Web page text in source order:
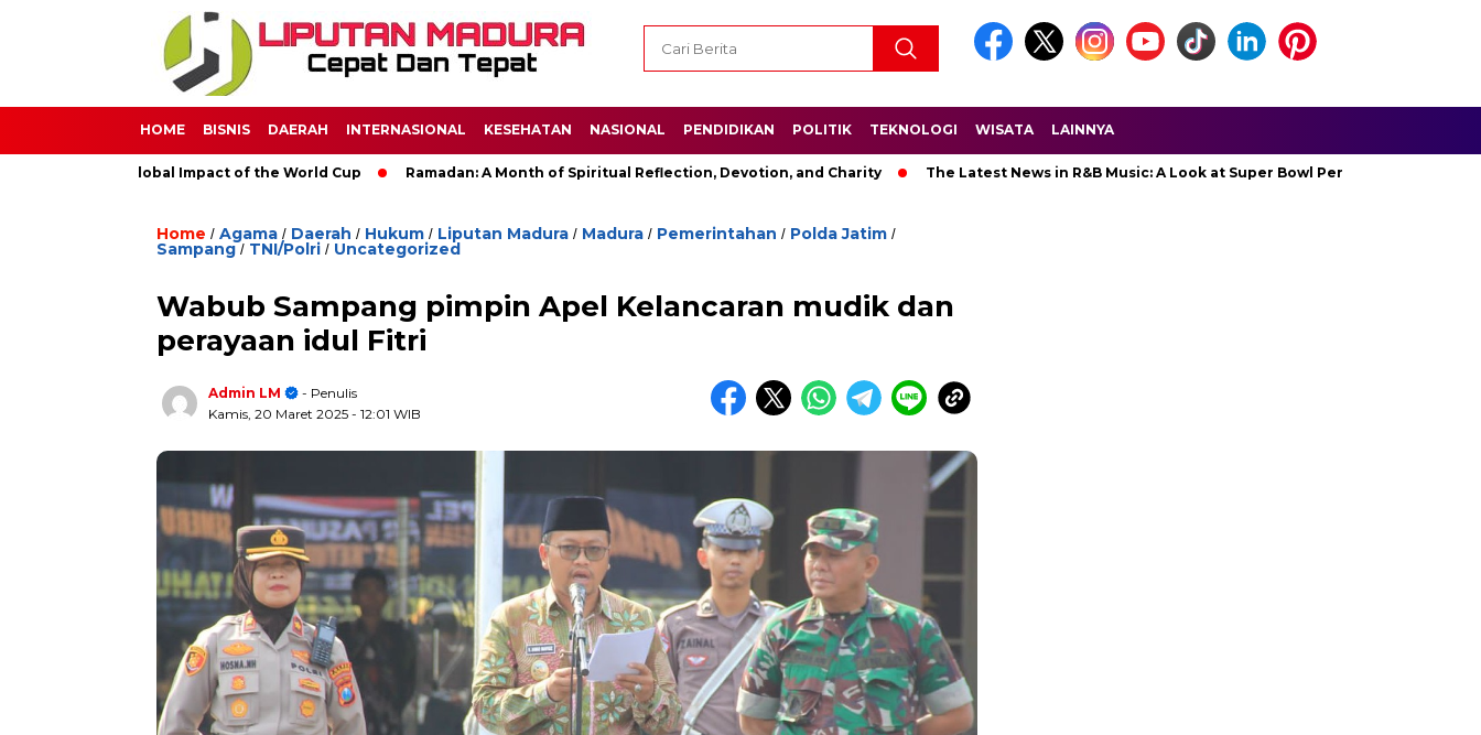
HOME BISNIS DAERAH INTERNASIONAL KESEHATAN NASIONAL PENDIDIKAN POLITIK TEKNOLOGI WISATA LAINNYA
The Global Impact of the World Cup Ramadan: A Month of Spiritual Reflection, Devotion, and Charity The Latest News in R&B Music: A Look at Super Bowl Performances, New Albums,
Home / Agama / Daerah / Hukum / Liputan Madura / Madura / Pemerintahan / Polda Jatim /
Sampang / TNI/Polri / Uncategorized
Wabub Sampang pimpin Apel Kelancaran mudik dan
perayaan idul Fitri
Admin LM
- Penulis
Kamis, 20 Maret 2025 - 12:01 WIB